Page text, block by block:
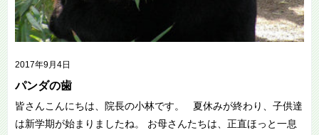
2017年9月4日
パンダの歯
皆さんこんにちは、院長の小林です。 夏休みが終わり、子供達
は新学期が始まりましたね。 お母さんたちは、正直ほっと一息